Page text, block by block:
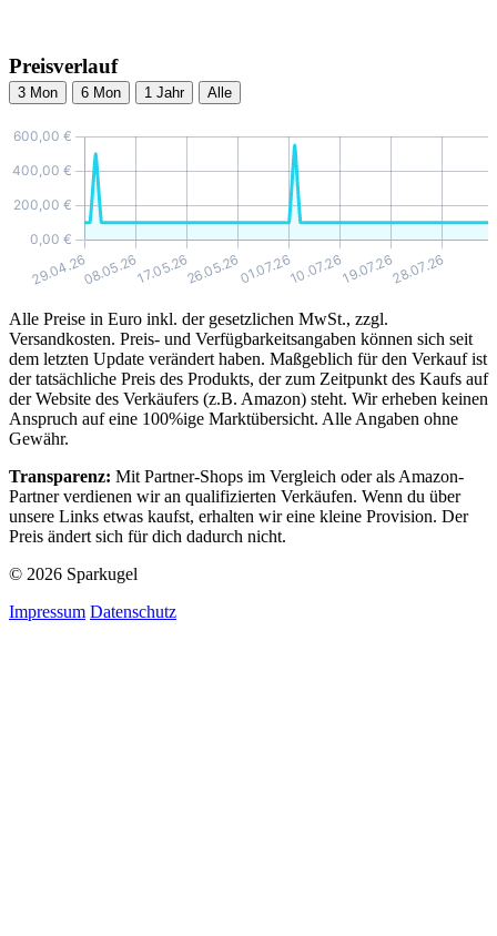
Preisverlauf
3 Mon 6 Mon 1 Jahr Alle
Alle Preise in Euro inkl. der gesetzlichen MwSt., zzgl.
Versandkosten. Preis- und Verfügbarkeitsangaben können sich seit
dem letzten Update verändert haben. Maßgeblich für den Verkauf ist
der tatsächliche Preis des Produkts, der zum Zeitpunkt des Kaufs auf
der Website des Verkäufers (z.B. Amazon) steht. Wir erheben keinen
Anspruch auf eine 100%ige Marktübersicht. Alle Angaben ohne
Gewähr.
Transparenz: Mit Partner-Shops im Vergleich oder als Amazon-
Partner verdienen wir an qualifizierten Verkäufen. Wenn du über
unsere Links etwas kaufst, erhalten wir eine kleine Provision. Der
Preis ändert sich für dich dadurch nicht.
© 2026 Sparkugel
Impressum Datenschutz